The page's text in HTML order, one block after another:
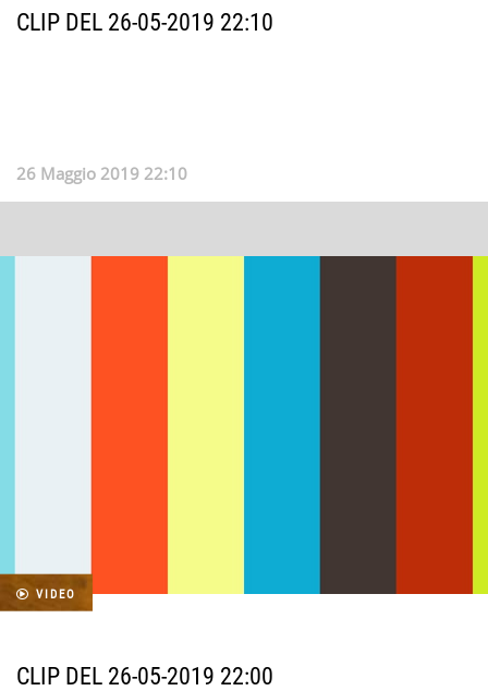
CLIP DEL 26-05-2019 22:10
26 Maggio 2019 22:10
VIDEO
CLIP DEL 26-05-2019 22:00